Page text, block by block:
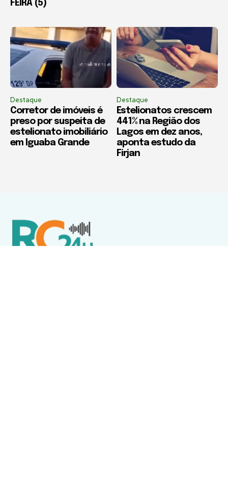
FEIRA (5)
Destaque
Corretor de imóveis é
preso por suspeita de
estelionato imobiliário
em Iguaba Grande
Destaque
Estelionatos crescem
441% na Região dos
Lagos em dez anos,
aponta estudo da
Firjan